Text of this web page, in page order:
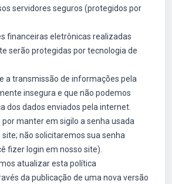
servidores seguros (protegidos por
financeiras eletrônicas realizadas
serão protegidas por tecnologia de
a transmissão de informações pela
insegura e que não podemos
dos dados enviados pela internet.
manter em sigilo a senha usada
não solicitaremos sua senha
fizer login em nosso site).
atualizar esta política
da publicação de uma nova versão